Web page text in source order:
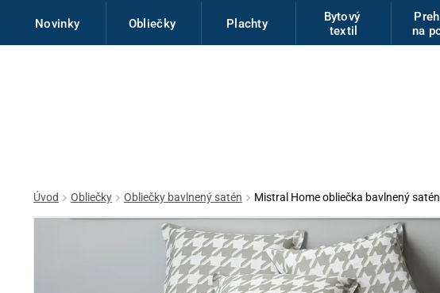
Novinky Obliečky Plachty
Bytový
textil
na
Úvod Obliečky Obliečky bavlnený satén Mistral Home obliečka bavlnený